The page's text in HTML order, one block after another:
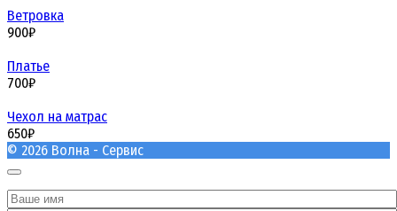
Ветровка
900₽
Платье
700₽
Чехол на матрас
650₽
© 2026 Волна - Сервис